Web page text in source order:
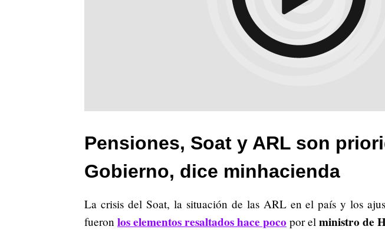
Pensiones, Soat y ARL son
Gobierno, dice minhacienda
La crisis del Soat, la situación de las ARL en el país y los
fueron los elementos resaltados hace poco por el ministro de